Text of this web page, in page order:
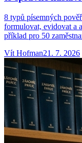
8 typů písemných
formulovat, evidovat a
příklad pro 50
Vít Hofman21. 7. 2026